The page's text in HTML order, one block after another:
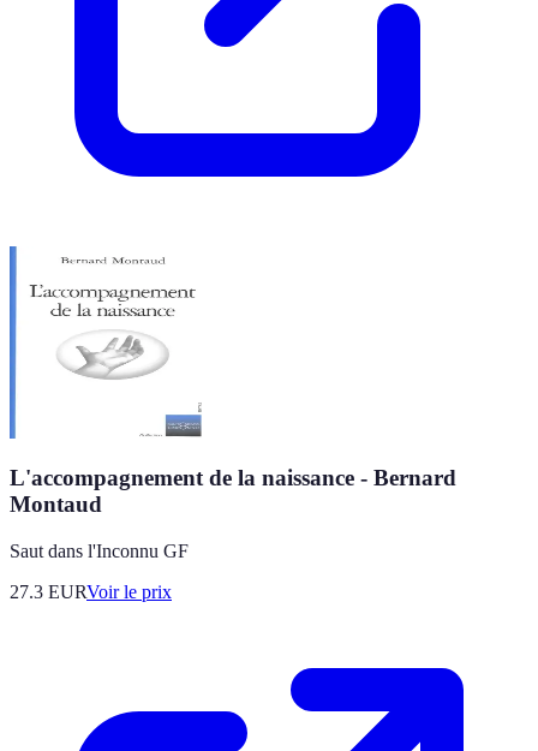
L'accompagnement de la naissance - Bernard
Montaud
Saut dans l'Inconnu GF
27.3 EURVoir le prix